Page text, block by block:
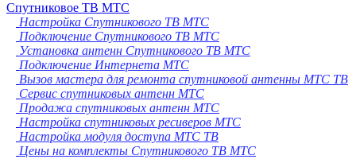
Спутниковое ТВ МТС
Настройка Спутникового ТВ МТС
Подключение Спутникового ТВ МТС
Установка антенн Спутникового ТВ МТС
Подключение Интернета МТС
Вызов мастера для ремонта спутниковой антенны МТС ТВ
Сервис спутниковых антенн МТС
Продажа спутниковых антенн МТС
Настройка спутниковых ресиверов МТС
Настройка модуля доступа МТС ТВ
Цены на комплекты Спутникового ТВ МТС